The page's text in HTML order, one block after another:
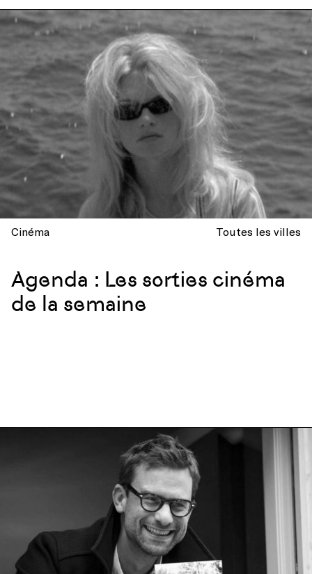
Cinéma Toutes les villes
Agenda : Les sorties cinéma
de la semaine